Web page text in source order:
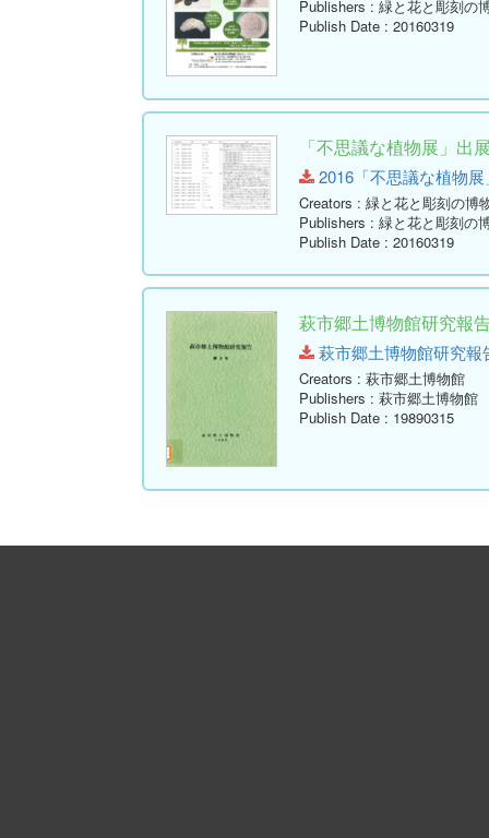
Publishers : 緑と花と彫刻の
Publish Date : 20160319
「不思議な植物展」出
2016「不思議な植物
Creators : 緑と花と彫刻の博
Publishers : 緑と花と彫刻の
Publish Date : 20160319
萩市郷土博物館研究報
萩市郷土博物館研究報
Creators : 萩市郷土博物館
Publishers : 萩市郷土博物館
Publish Date : 19890315